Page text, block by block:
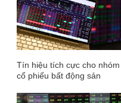
Tín hiệu tích cực cho nhóm
cổ phiếu bất động sản